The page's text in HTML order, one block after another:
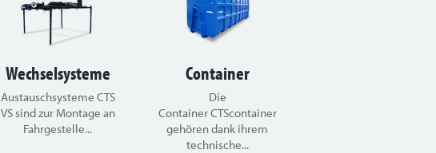
Wechselsysteme
Austauschsysteme CTS
VS sind zur Montage an
Fahrgestelle...
Container
Die
Container CTScontainer
gehören dank ihrem
technische...